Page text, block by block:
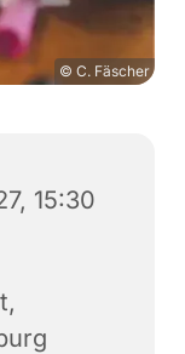
© C. Fäscher
15:30